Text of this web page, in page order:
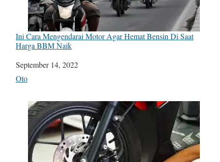
Ini Cara Mengendarai Motor Agar Hemat Bensin Di Saat
Harga BBM Naik
Date
September 14, 2022
In relation to
Oto